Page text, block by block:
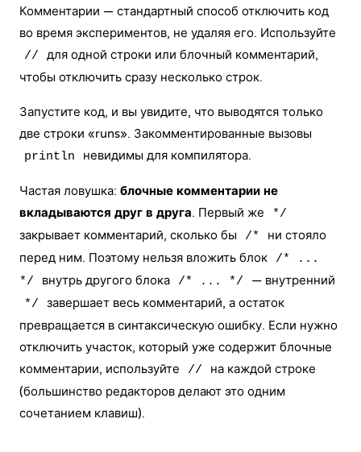
Комментарии — стандартный способ отключить код
во время экспериментов, не удаляя его. Используйте
//
для одной строки или блочный комментарий,
чтобы отключить сразу несколько строк.
Запустите код, и вы увидите, что выводятся только
две строки «runs». Закомментированные вызовы
println невидимы для компилятора.
Частая ловушка: блочные комментарии не
вкладываются друг в друга. Первый же */
закрывает комментарий, сколько бы /*
ни стояло
перед ним. Поэтому нельзя вложить блок
/* ...
*/
внутрь другого блока /* ... */ — внутренний
*/
завершает весь комментарий, а остаток
превращается в синтаксическую ошибку. Если нужно
отключить участок, который уже содержит блочные
комментарии, используйте
//
на каждой строке
(большинство редакторов делают это одним
сочетанием клавиш).